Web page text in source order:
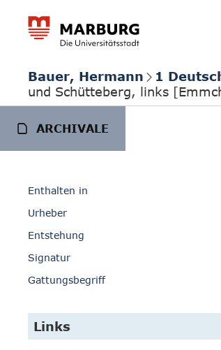
Bauer, Hermann 1
und Schütteberg, links
ARCHIVALE
Enthalten in
Urheber
Entstehung
Signatur
Gattungsbegriff
Links